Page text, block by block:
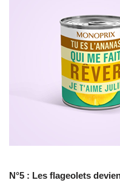
N°5 : Les flageolets